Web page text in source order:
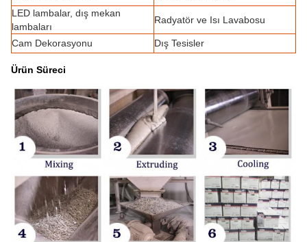
LED lambalar, dış mekan
lambaları
Radyatör ve Isı Lavabosu
Cam Dekorasyonu Dış Tesisler
Ürün Süreci